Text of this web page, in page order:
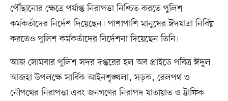
পৌঁছানোর ক্ষেত্রে পর্যাপ্ত নিরাপত্তা নিশ্চিত করতে পুলিশ
কর্মকর্তাদের নির্দেশ দিয়েছেন। পাশাপাশি মানুষের ঈদযাত্রা নির্বিঘ্ন
করতেও পুলিশ কর্মকর্তাদের নির্দেশনা দিয়েছেন তিনি।
আজ সোমবার পুলিশ সদর দপ্তরের হল অব প্রাইডে পবিত্র ঈদুল
আজহা উপলক্ষে সার্বিক আইনশৃঙ্খলা, সড়ক, রেলপথ ও
নৌপথের নিরাপত্তা এবং জনগণের নিরাপদ যাতায়াত ও ট্রাফিক